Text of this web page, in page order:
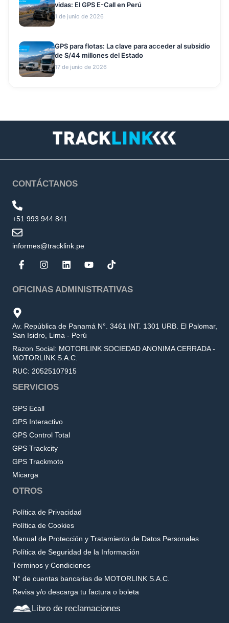
vidas: El GPS E-Call en Perú
1 de junio de 2026
GPS para flotas: La clave para acceder al subsidio
de S/44 millones del Estado
17 de junio de 2026
CONTÁCTANOS
+51 993 944 841
informes@tracklink.pe
OFICINAS ADMINISTRATIVAS
Av. República de Panamá N°. 3461 INT. 1301 URB. El Palomar,
San Isidro, Lima - Perú
Razon Social: MOTORLINK SOCIEDAD ANONIMA CERRADA -
MOTORLINK S.A.C.
RUC: 20525107915
SERVICIOS
GPS Ecall
GPS Interactivo
GPS Control Total
GPS Trackcity
GPS Trackmoto
Micarga
OTROS
Política de Privacidad
Política de Cookies
Manual de Protección y Tratamiento de Datos Personales
Política de Seguridad de la Información
Términos y Condiciones
N° de cuentas bancarias de MOTORLINK S.A.C.
Revisa y/o descarga tu factura o boleta
Libro de reclamaciones